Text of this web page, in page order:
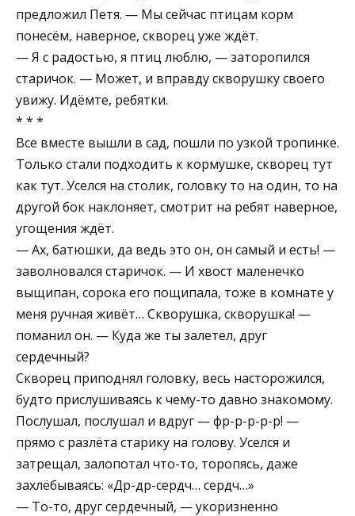
предложил Петя. — Мы сейчас птицам корм
понесём, наверное, скворец уже ждёт.
— Я с радостью, я птиц люблю, — заторопился
старичок. — Может, и вправду скворушку своего
увижу. Идёмте, ребятки.
* * *
Все вместе вышли в сад, пошли по узкой тропинке.
Только стали подходить к кормушке, скворец тут
как тут. Уселся на столик, головку то на один, то на
другой бок наклоняет, смотрит на ребят наверное,
угощения ждёт.
— Ах, батюшки, да ведь это он, он самый и есть! —
заволновался старичок. — И хвост маленечко
выщипан, сорока его пощипала, тоже в комнате у
меня ручная живёт… Скворушка, скворушка! —
поманил он. — Куда же ты залетел, друг
сердечный?
Скворец приподнял головку, весь насторожился,
будто прислушиваясь к чему-то давно знакомому.
Послушал, послушал и вдруг — фр-р-р-р-р! —
прямо с разлёта старику на голову. Уселся и
затрещал, залопотал что-то, торопясь, даже
захлёбываясь: «Др-др-сердч… сердч…»
— То-то, друг сердечный, — укоризненно